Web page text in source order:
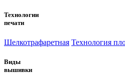
Технологии
печати
Шелкотрафаретная Технология
Виды
вышивки